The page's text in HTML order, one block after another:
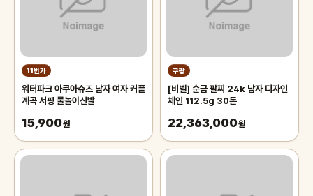
11번가
워터파크 아쿠아슈즈 남자 여자 커플
계곡 서핑 물놀이신발
15,900원
쿠팡
[비벨] 순금 팔찌 24k 남자 디자인
체인 112.5g 30돈
22,363,000원